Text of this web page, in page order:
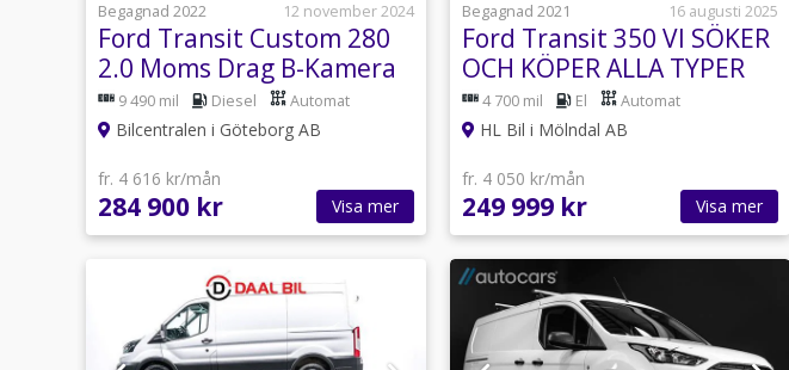
Begagnad 2022
12 november 2024
Ford Transit Custom 280
2.0 Moms Drag B-Kamera
AUTO mm
9 490 mil Diesel Automat
Bilcentralen i Göteborg AB
fr. 4 616 kr/mån
284 900 kr Visa mer
Begagnad 2021
16 augusti 2025
Ford Transit 350 VI SÖKER
OCH KÖPER ALLA TYPER
AV KYLBILAR
4 700 mil El Automat
HL Bil i Mölndal AB
fr. 4 050 kr/mån
249 999 kr Visa mer